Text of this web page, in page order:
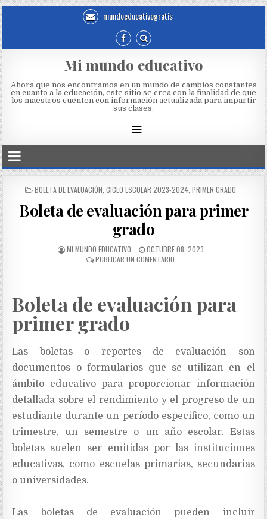
mundoeducativogratis
Mi mundo educativo
Ahora que nos encontramos en un mundo de cambios constantes
en cuanto a la educación, este sitio se crea con la finalidad de que
los maestros cuenten con información actualizada para impartir
sus clases.
BOLETA DE EVALUACIÓN CICLO ESCOLAR 2023-2024 PRIMER GRADO
Boleta de evaluación para primer
grado
MI MUNDO EDUCATIVO
OCTUBRE 08, 2023
PUBLICAR UN COMENTARIO
Boleta de evaluación para
primer grado
Las boletas o reportes de evaluación son
documentos o formularios que se utilizan en el
ámbito educativo para proporcionar información
detallada sobre el rendimiento y el progreso de un
estudiante durante un período específico, como un
trimestre, un semestre o un año escolar. Estas
boletas suelen ser emitidas por las instituciones
educativas, como escuelas primarias, secundarias
o universidades.
Las boletas de evaluación pueden incluir